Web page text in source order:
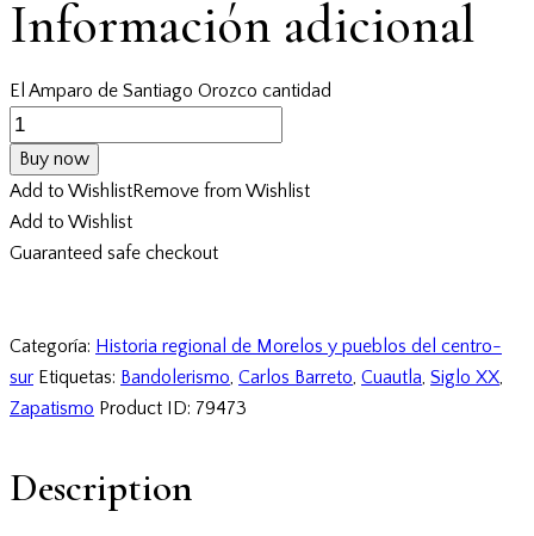
Información adicional
El Amparo de Santiago Orozco cantidad
Buy now
Add to WishlistRemove from Wishlist
Add to Wishlist
Guaranteed safe checkout
Categoría: Historia regional de Morelos y pueblos del centro-
sur Etiquetas: Bandolerismo, Carlos Barreto, Cuautla, Siglo XX,
Zapatismo Product ID: 79473
Description